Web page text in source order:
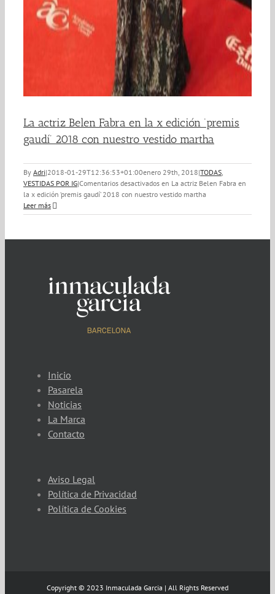
La actriz Belen Fabra en la x edición ‘premis
gaudí’ 2018 con nuestro vestido martha
By Adri|2018-01-29T12:36:53+01:00enero 29th, 2018|TODAS,
VESTIDAS POR IG|Comentarios desactivados en La actriz Belen Fabra en
la x edición ‘premis gaudí’ 2018 con nuestro vestido martha
Leer más
Inicio
Pasarela
Noticias
La Marca
Contacto
Aviso Legal
Política de Privacidad
Política de Cookies
Copyright © 2023 Inmaculada Garcia | All Rights Reserved